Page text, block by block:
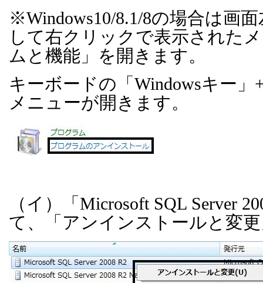
※Windows10/8.1/8の場合は画
して右クリックで表示された
ムと機能」を開きます。
キーボードの「 Windowsキー」
メニューが開きます。
（イ）「 Microsoft SQL Server
て、「アンインストールと変